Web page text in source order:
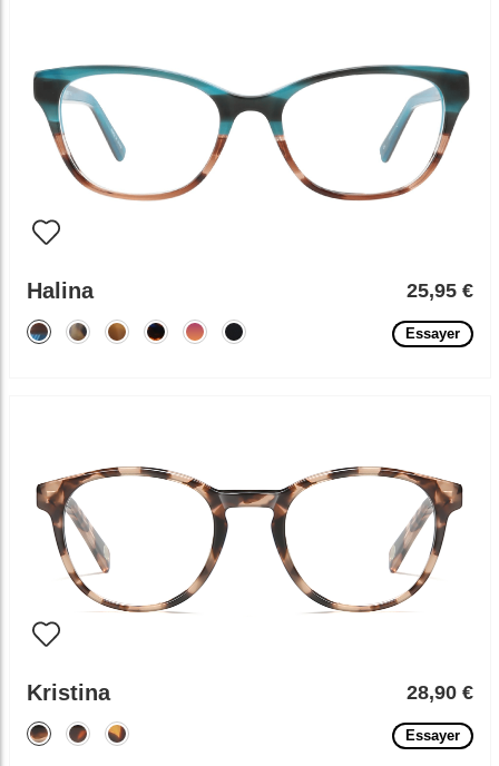
Halina 25,95 €
Essayer
Kristina 28,90 €
Essayer